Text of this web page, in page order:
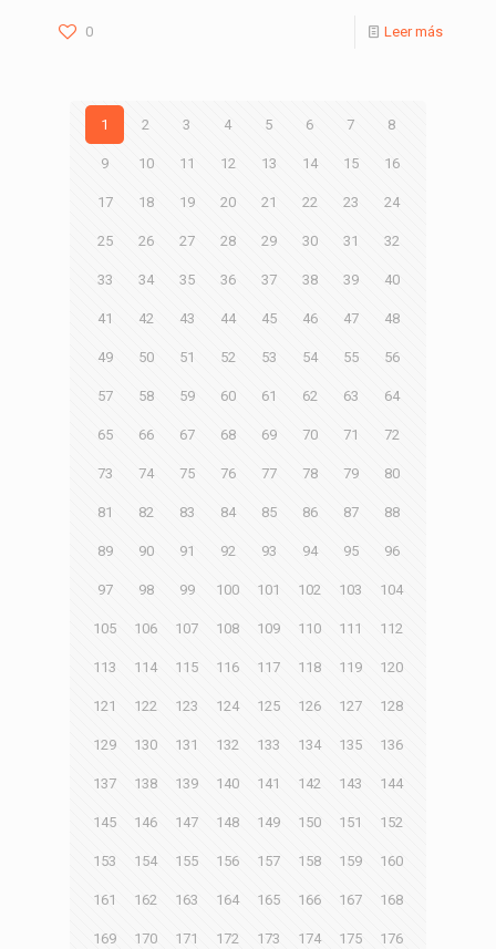
0 Leer más
1 2 3 4 5 6 7 8
9 10 11 12 13 14 15 16
17 18 19 20 21 22 23 24
25 26 27 28 29 30 31 32
33 34 35 36 37 38 39 40
41 42 43 44 45 46 47 48
49 50 51 52 53 54 55 56
57 58 59 60 61 62 63 64
65 66 67 68 69 70 71 72
73 74 75 76 77 78 79 80
81 82 83 84 85 86 87 88
89 90 91 92 93 94 95 96
97 98 99 100 101 102 103 104
105 106 107 108 109 110 111 112
113 114 115 116 117 118 119 120
121 122 123 124 125 126 127 128
129 130 131 132 133 134 135 136
137 138 139 140 141 142 143 144
145 146 147 148 149 150 151 152
153 154 155 156 157 158 159 160
161 162 163 164 165 166 167 168
169 170 171 172 173 174 175 176